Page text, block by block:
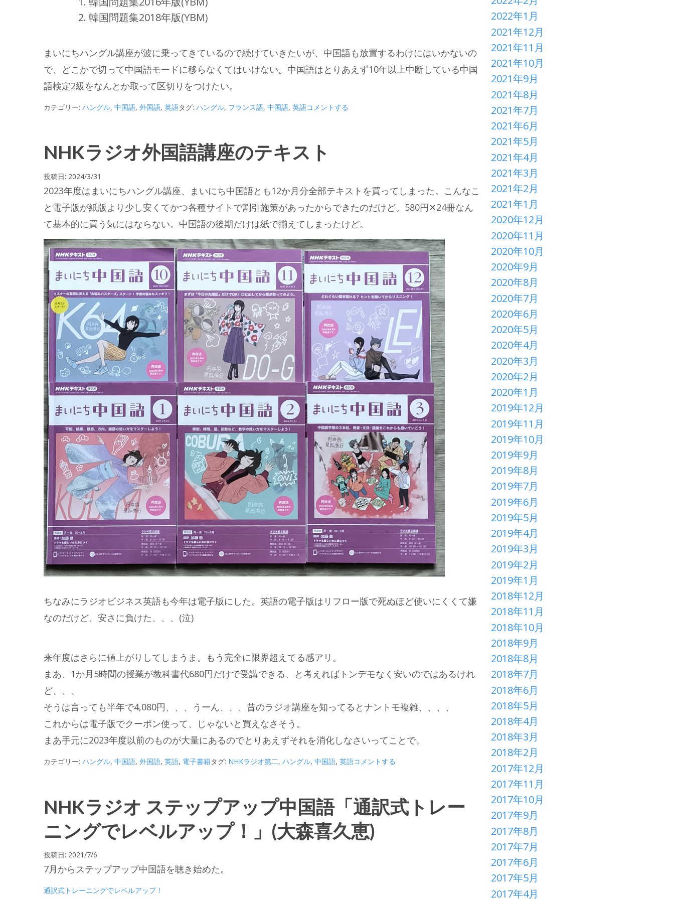
韓国問題集2018年版(YBM)
まいにちハングル講座が波に乗ってきているので続けていきたいが、中国語も放置するわけにはいかないの
で、どこかで切って中国語モードに移らなくてはいけない。中国語はとりあえず10年以上中断している中国
語検定2級をなんとか取って区切りをつけたい。
カテゴリー: ハングル, 中国語, 外国語, 英語タグ: ハングル, フランス語, 中国語, 英語コメントする
NHKラジオ外国語講座のテキスト
投稿日: 2024/3/31
2023年度はまいにちハングル講座、まいにち中国語とも12か月分全部テキストを買ってしまった。こんなこ
と電子版が紙版より少し安くてかつ各種サイトで割引施策があったからできたのだけど。580円✕24冊なん
て基本的に買う気にはならない。中国語の後期だけは紙で揃えてしまったけど。
ちなみにラジオビジネス英語も今年は電子版にした。英語の電子版はリフロー版で死ぬほど使いにくくて嫌
なのだけど、安さに負けた、、、(泣)
来年度はさらに値上がりしてしまうま。もう完全に限界超えてる感アリ。
まあ、1か月5時間の授業が教科書代680円だけで受講できる、と考えればトンデモなく安いのではあるけれ
ど、、、
そうは言っても半年で4,080円、、、うーん、、、昔のラジオ講座を知ってるとナントモ複雑、、、、
これからは電子版でクーポン使って、じゃないと買えなさそう。
まあ手元に2023年度以前のものが大量にあるのでとりあえずそれを消化しなさいってことで。
カテゴリー: ハングル, 中国語, 外国語, 英語, 電子書籍タグ: NHKラジオ第二, ハングル, 中国語, 英語コメントする
NHKラジオ ステップアップ中国語「通訳式トレー
ニングでレベルアップ！」(大森喜久恵)
投稿日: 2021/7/6
7月からステップアップ中国語を聴き始めた。
通訳式トレーニングでレベルアップ！
2022年1月
2021年12月
2021年11月
2021年10月
2021年9月
2021年8月
2021年7月
2021年6月
2021年5月
2021年4月
2021年3月
2021年2月
2021年1月
2020年12月
2020年11月
2020年10月
2020年9月
2020年8月
2020年7月
2020年6月
2020年5月
2020年4月
2020年3月
2020年2月
2020年1月
2019年12月
2019年11月
2019年10月
2019年9月
2019年8月
2019年7月
2019年6月
2019年5月
2019年4月
2019年3月
2019年2月
2019年1月
2018年12月
2018年11月
2018年10月
2018年9月
2018年8月
2018年7月
2018年6月
2018年5月
2018年4月
2018年3月
2018年2月
2017年12月
2017年11月
2017年10月
2017年9月
2017年8月
2017年7月
2017年6月
2017年5月
2017年4月